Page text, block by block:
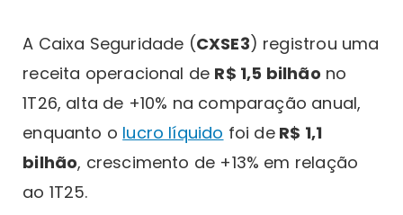
A Caixa Seguridade (CXSE3) registrou uma
receita operacional de R$ 1,5 bilhão no
1T26, alta de +10% na comparação anual,
enquanto o lucro líquido foi deR$ 1,1
bilhão, crescimento de +13% em relação
ao 1T25.